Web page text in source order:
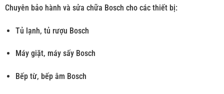
Chuyên bảo hành và sửa chữa Bosch cho các thiết bị:
Tủ lạnh, tủ rượu Bosch
Máy giặt, máy sấy Bosch
Bếp từ, bếp âm Bosch